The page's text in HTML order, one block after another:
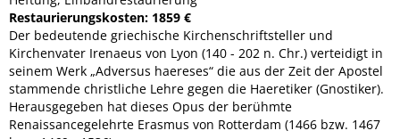
Restaurierungskosten: 1859 €
Der bedeutende griechische Kirchenschriftsteller und
Kirchenvater Irenaeus von Lyon (140 - 202 n. Chr.) verteidigt in
seinem Werk „Adversus haereses“ die aus der Zeit der Apostel
stammende christliche Lehre gegen die Haeretiker (Gnostiker).
Herausgegeben hat dieses Opus der berühmte
Renaissancegelehrte Erasmus von Rotterdam (1466 bzw. 1467